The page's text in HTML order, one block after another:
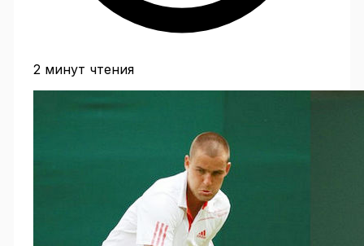
2 минут чтения